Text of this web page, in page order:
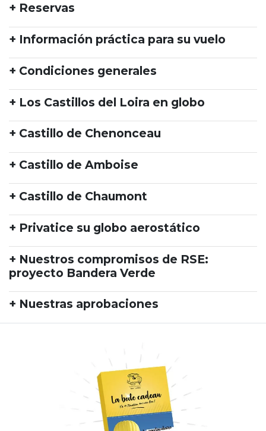
+ Reservas
+ Información práctica para su vuelo
+ Condiciones generales
+ Los Castillos del Loira en globo
+ Castillo de Chenonceau
+ Castillo de Amboise
+ Castillo de Chaumont
+ Privatice su globo aerostático
+ Nuestros compromisos de RSE:
proyecto Bandera Verde
+ Nuestras aprobaciones